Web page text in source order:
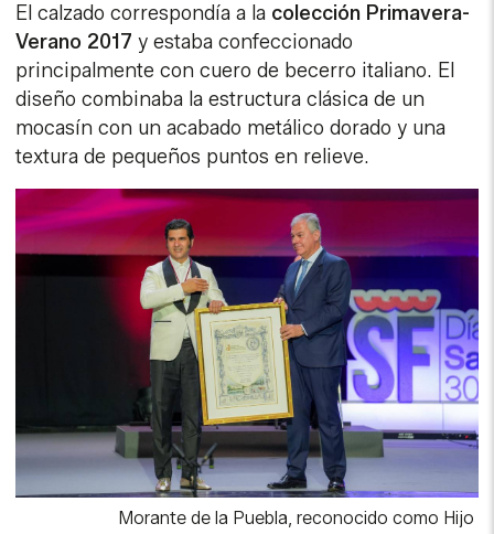
El calzado correspondía a la colección Primavera-
Verano 2017 y estaba confeccionado
principalmente con cuero de becerro italiano. El
diseño combinaba la estructura clásica de un
mocasín con un acabado metálico dorado y una
textura de pequeños puntos en relieve.
Morante de la Puebla, reconocido como Hijo